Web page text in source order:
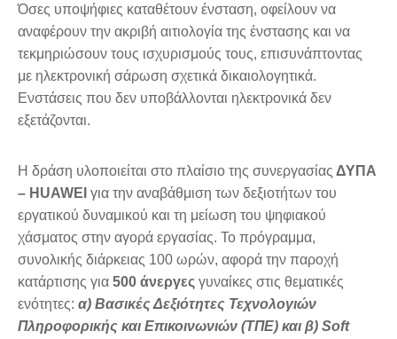
Όσες υποψήφιες καταθέτουν ένσταση, οφείλουν να
αναφέρουν την ακριβή αιτιολογία της ένστασης και να
τεκμηριώσουν τους ισχυρισμούς τους, επισυνάπτοντας
με ηλεκτρονική σάρωση σχετικά δικαιολογητικά.
Ενστάσεις που δεν υποβάλλονται ηλεκτρονικά δεν
εξετάζονται.
Η δράση υλοποιείται στο πλαίσιο της συνεργασίας ΔΥΠΑ
– HUAWEI για την αναβάθμιση των δεξιοτήτων του
εργατικού δυναμικού και τη μείωση του ψηφιακού
χάσματος στην αγορά εργασίας. Το πρόγραμμα,
συνολικής διάρκειας 100 ωρών, αφορά την παροχή
κατάρτισης για 500 άνεργες γυναίκες στις θεματικές
ενότητες: α) Βασικές Δεξιότητες Τεχνολογιών
Πληροφορικής και Επικοινωνιών (ΤΠΕ) και β) Soft